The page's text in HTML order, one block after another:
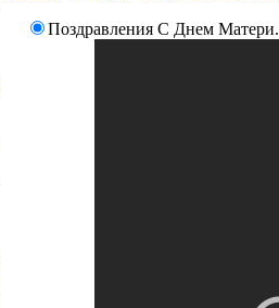
Поздравления С Днем